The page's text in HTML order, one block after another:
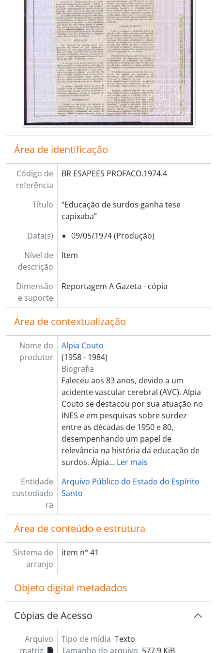
[Dossiê] BR ESAPEES PROFACO.1984 - Ano 1984, 1984
Área de identificação
Código de
referência
BR ESAPEES PROFACO.1974.4
Título
“Educação de surdos ganha tese
capixaba”
Data(s)
09/05/1974 (Produção)
Nível de
descrição
Item
Dimensão
e suporte
Reportagem A Gazeta - cópia
Área de contextualização
Nome do
produtor
Alpia Couto
(1958 - 1984)
Biografia
Faleceu aos 83 anos, devido a um
acidente vascular cerebral (AVC). Alpia
Couto se destacou por sua atuação no
INES e em pesquisas sobre surdez
entre as décadas de 1950 e 80,
desempenhando um papel de
relevância na história da educação de
surdos. Álpia… Ler mais
Entidade
custodiado
ra
Arquivo Público do Estado do Espírito
Santo
Área de conteúdo e estrutura
Sistema de
arranjo
item n° 41
Objeto digital metadados
Cópias de Acesso
Arquivo
matriz
Tipo de mídia Texto
Tamanho do arquivo 577.9 KiB